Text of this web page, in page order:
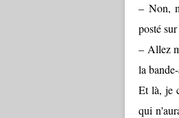
– Non,
posté
– Allez
la
Et là, je
qui